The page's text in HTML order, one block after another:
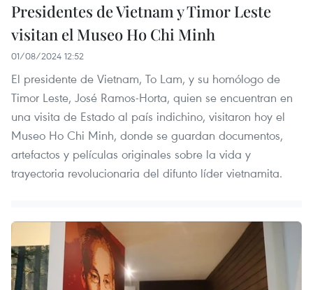
Presidentes de Vietnam y Timor Leste
visitan el Museo Ho Chi Minh
01/08/2024 12:52
El presidente de Vietnam, To Lam, y su homólogo de
Timor Leste, José Ramos-Horta, quien se encuentran en
una visita de Estado al país indichino, visitaron hoy el
Museo Ho Chi Minh, donde se guardan documentos,
artefactos y películas originales sobre la vida y
trayectoria revolucionaria del difunto líder vietnamita.